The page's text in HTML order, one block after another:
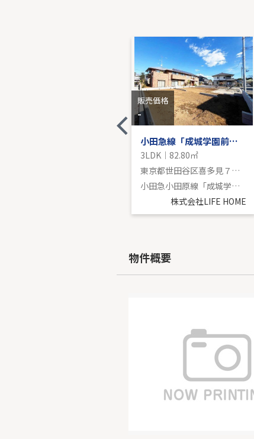
販売価格
-
小田急線「成城学園前」新築分譲
3LDK｜82.80㎡
東京都世田谷区喜多見７丁目
小田急小田原線「成城学園前」駅 徒歩15分
株式会社LIFE HOME
物件概要